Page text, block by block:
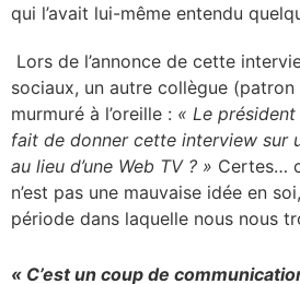
qui l’avait lui-même entendu
Lors de l’annonce de cette
sociaux, un autre collègue (patron
murmuré à l’oreille : « Le président
fait de donner cette interview sur
au lieu d’une Web TV ? » Certes…
n’est pas une mauvaise idée en
période dans laquelle nous nous
« C’est un coup de